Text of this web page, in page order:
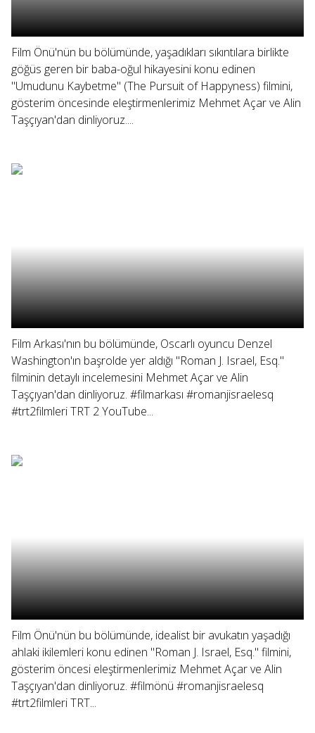
Film Önü'nün bu bölümünde, yaşadıkları sıkıntılara birlikte
göğüs geren bir baba-oğul hikayesini konu edinen
"Umudunu Kaybetme" (The Pursuit of Happyness) filmini,
gösterim öncesinde eleştirmenlerimiz Mehmet Açar ve Alin
Taşçıyan'dan dinliyoruz....
Film Arkası'nın bu bölümünde, Oscarlı oyuncu Denzel
Washington'ın başrolde yer aldığı "Roman J. Israel, Esq."
filminin detaylı incelemesini Mehmet Açar ve Alin
Taşçıyan'dan dinliyoruz. #filmarkası #romanjisraelesq
#trt2filmleri TRT 2 YouTube...
Film Önü'nün bu bölümünde, idealist bir avukatın yaşadığı
ahlaki ikilemleri konu edinen "Roman J. Israel, Esq." filmini,
gösterim öncesi eleştirmenlerimiz Mehmet Açar ve Alin
Taşçıyan'dan dinliyoruz. #filmönü #romanjisraelesq
#trt2filmleri TRT...